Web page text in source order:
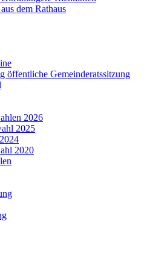
dem Rathaus
öffentliche Gemeinderatssitzung
2026
2025
2020